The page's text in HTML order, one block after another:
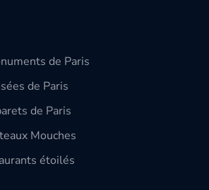
de Paris
de Paris
de Paris
Mouches
étoilés